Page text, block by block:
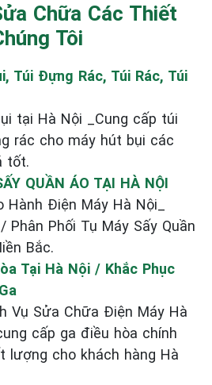
Chữa Các Thiết
Tôi
Túi Đựng Rác, Túi Rác, Túi
tại Hà Nội _Cung cấp túi
rác cho máy hút bụi các
tốt.
QUẦN ÁO TẠI HÀ NỘI
Hành Điện Máy Hà Nội_
Phân Phối Tụ Máy Sấy Quần
Bắc.
Tại Hà Nội / Khắc Phục
Vụ Sửa Chữa Điện Máy Hà
cấp ga điều hòa chính
lượng cho khách hàng Hà